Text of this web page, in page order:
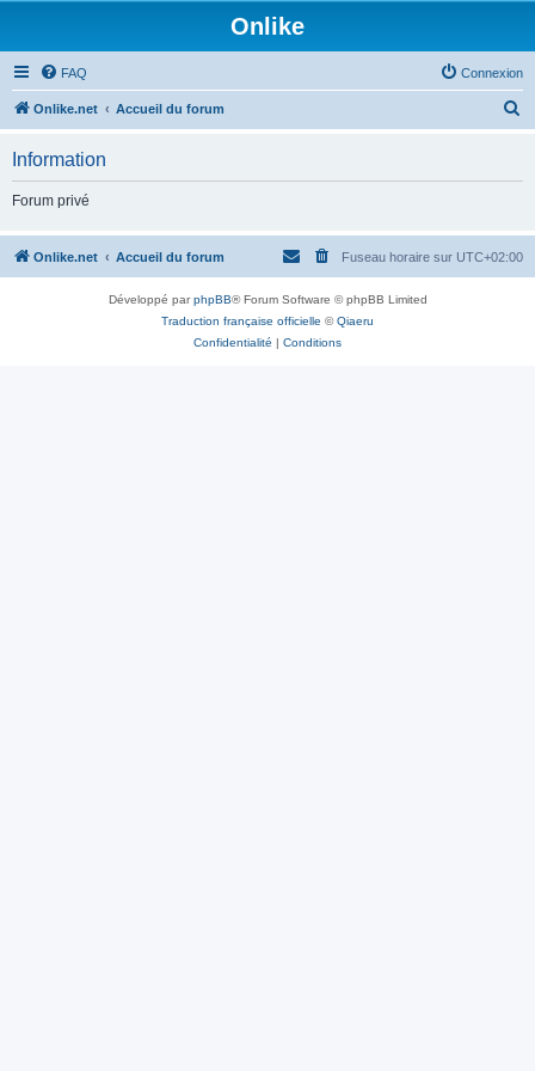
Onlike
FAQ Connexion
Onlike.net Accueil du forum
r
c
Information
Forum privé
Onlike.net Accueil du forum Fuseau horaire sur UTC+02:00
Développé parphpBB® Forum Software © phpBB Limited
Traduction française officielle ©Qiaeru
Confidentialité | Conditions